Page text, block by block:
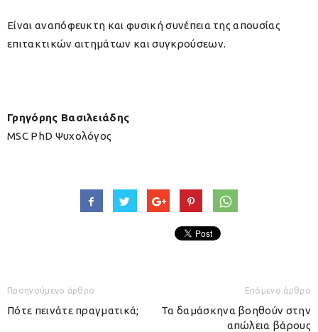
Είναι αναπόφευκτη και φυσική συνέπεια της απουσίας
επιτακτικών αιτημάτων και συγκρούσεων.
Γρηγόρης Βασιλειάδης
MSC PhD Ψυχολόγος
Προηγούμενο άρθρο
Πότε πεινάτε πραγματικά;
Επόμενο άρθρο
Τα δαμάσκηνα βοηθούν στην
απώλεια βάρους